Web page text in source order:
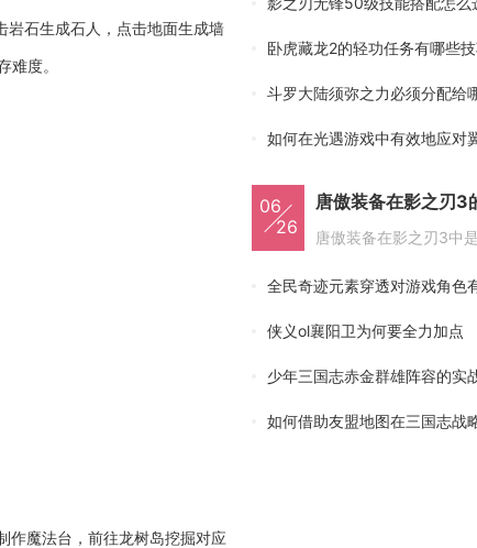
岩石生成石人，点击地面生成墙
度。
作魔法台，前往龙树岛挖掘对应
卧虎藏龙2的轻功任务有哪些
斗罗大陆须弥之力必须分配给
如何在光遇游戏中有效地应对
06
26
唐傲装备在影之刃3
全民奇迹元素穿透对游戏角色
侠义ol襄阳卫为何要全力加点
少年三国志赤金群雄阵容的实
如何借助友盟地图在三国志战